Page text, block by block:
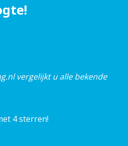
vergelijkt u alle bekende
4 sterren!